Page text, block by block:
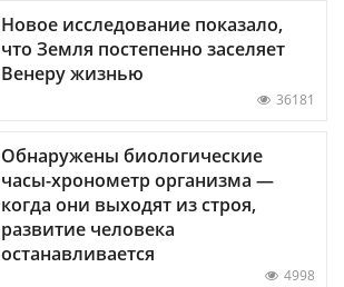
Новое исследование показало,
что Земля постепенно заселяет
Венеру жизнью
36181
Обнаружены биологические
часы-хронометр организма —
когда они выходят из строя,
развитие человека
останавливается
4998